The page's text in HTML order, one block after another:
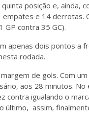
quinta posição e, ainda,
e 14 derrotas.
contra 35 GC).
apenas dois pontos a
rodada.
de gols. Com
aos 28 minutos. No
contra igualando o
último, assim,